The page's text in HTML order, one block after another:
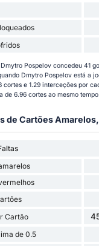
Pospelov concedeu 41
Dmytro Pospelov está a
cortes e 1.29 interceções por
de 6.96 cortes ao mesmo tempo.
de Cartões
Cartão
de 0.5